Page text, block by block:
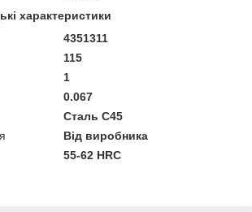
характеристики
4351311
115
1
0.067
Сталь C45
Від виробника
55-62 HRC